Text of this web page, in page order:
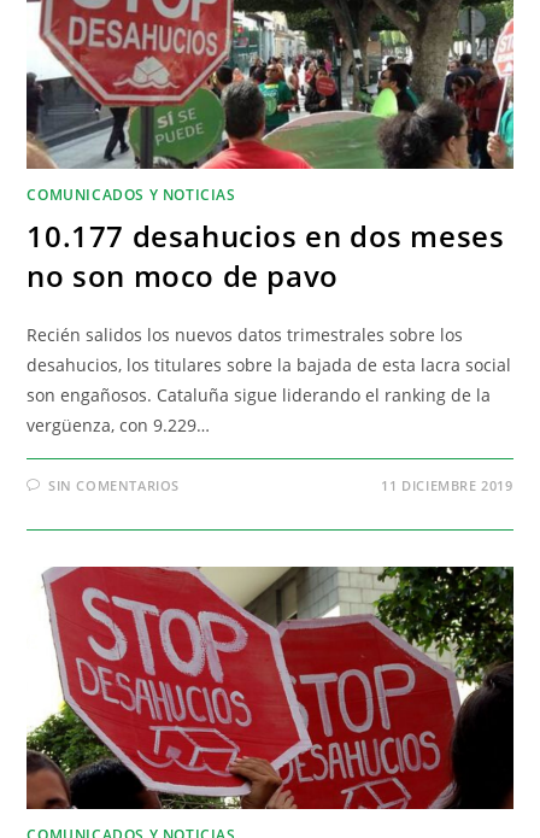
COMUNICADOS Y NOTICIAS
10.177 desahucios en dos meses
no son moco de pavo
Recién salidos los nuevos datos trimestrales sobre los
desahucios, los titulares sobre la bajada de esta lacra social
son engañosos. Cataluña sigue liderando el ranking de la
vergüenza, con 9.229…
SIN COMENTARIOS 11 DICIEMBRE 2019